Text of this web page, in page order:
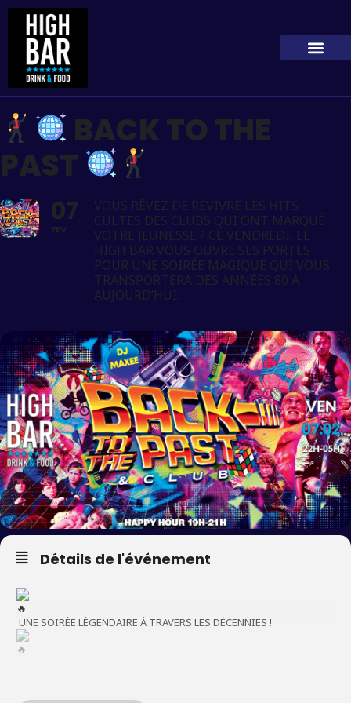
BACK TO THE
PAST
07
FEV
VOUS RÊVEZ DE REVIVRE LES HITS
CULTES DES CLUBS QUI ONT MARQUÉ
VOTRE JEUNESSE ? CE VENDREDI, LE
HIGH BAR VOUS OUVRE SES PORTES
POUR UNE SOIRÉE MAGIQUE QUI VOUS
TRANSPORTERA DES ANNÉES 80 À
AUJOURD’HUI.
Détails de l'événement
UNE SOIRÉE LÉGENDAIRE À TRAVERS LES DÉCENNIES !